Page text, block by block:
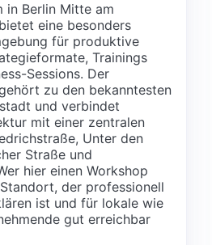
in Berlin Mitte am
eine besonders
für produktive
Trainings
Sessions. Der
zu den bekanntesten
und verbindet
mit einer zentralen
Unter den
Straße und
hier einen Workshop
der professionell
ist und für lokale wie
gut erreichbar